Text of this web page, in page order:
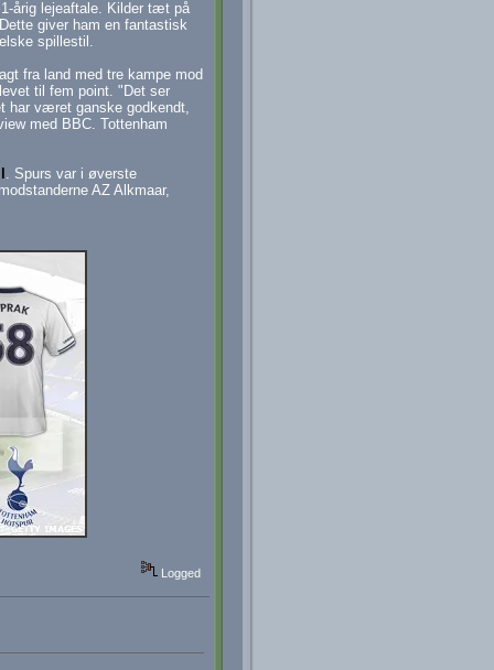
årig lejeaftale. Kilder tæt på
giver ham en fantastisk
spillestil.
fra land med tre kampe mod
til fem point. "Det ser
har været ganske godkendt,
med BBC. Tottenham
. Spurs var i øverste
AZ Alkmaar,
Logged